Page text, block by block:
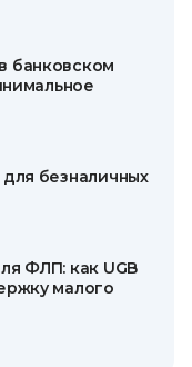
банковском
безналичных
ФЛП: как UGB
малого